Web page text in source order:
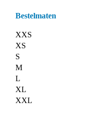
Bestelmaten
XXS
XS
S
M
L
XL
XXL